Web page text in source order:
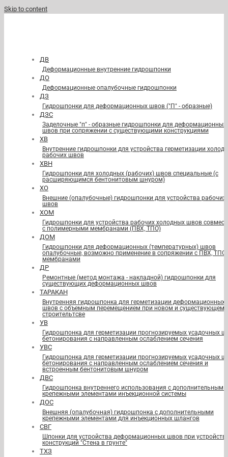
Skip to content
ДВ
Деформационные внутренние гидрошпонки
ДО
Деформационные опалубочные гидрошпонки
ДЗ
Гидрошпонки для деформационных швов ("П" - образные)
ДЗС
Заделочные "п" - образные гидрошпонки для деформационных
швов при сопряжении с существующими конструкциями
ХВ
Внутренние гидрошпонки для устройства герметизации
рабочих швов
ХВН
Гидрошпонки для холодных (рабочих) швов специальные (с
расширяющимся бентонитовым шнуром)
ХО
Внешние (опалубочные) гидрошпонки для устройства рабочих
швов
ХОМ
Гидрошпонки для устройства рабочих холодных швов
с полимерными мембранами (ПВХ, ТПО)
ДОМ
Гидрошпонки для деформационных (температурных) швов
опалубочные, возможно применение в сопряжении с ПВХ, ТПО
мембранами
ДР
Ремонтные (метод монтажа - накладной) гидрошпонки для
существующих деформационных швов
ТАРАКАН
Внутренняя гидрошпонка для герметизации деформационных
швов с объемным перемещением при новом и существующем
строительтсве
УВ
Гидрошпонка для герметизации прогнозируемых усадочных
бетонирования с направленным ослаблением сечения
УВС
Гидрошпонка для герметизации прогнозируемых усадочных
бетонирования с направленным ослаблением сечения и
встроенным бентонитовым шнуром
ДВС
Гидрошпонка внутреннего использования с дополнительными
крепежными элементами инъекционной системы
ДОС
Внешняя (опалубочная) гидрошпонка с дополнительными
крепежными элементами для инъекционных шлангов
СВГ
Шпонки для устройства деформационных швов при
конструкций "Стена в грунте"
ТХЗ